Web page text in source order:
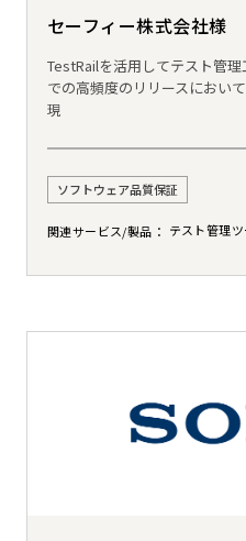
セーフィー株式会社様
TestRailを活用してテスト管
での高頻度のリリースにおい
現
ソフトウェア品質保証
関連サービス/製品 テスト管理